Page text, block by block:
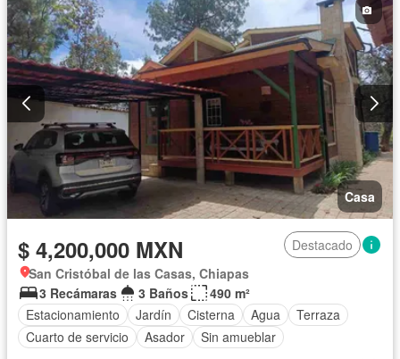
Casa
$ 4,200,000 MXN
Destacado
San Cristóbal de las Casas, Chiapas
3 Recámaras
3 Baños
490 m²
Estacionamiento
Jardín Cisterna Agua
Terraza
Cuarto de servicio
Asador Sin amueblar